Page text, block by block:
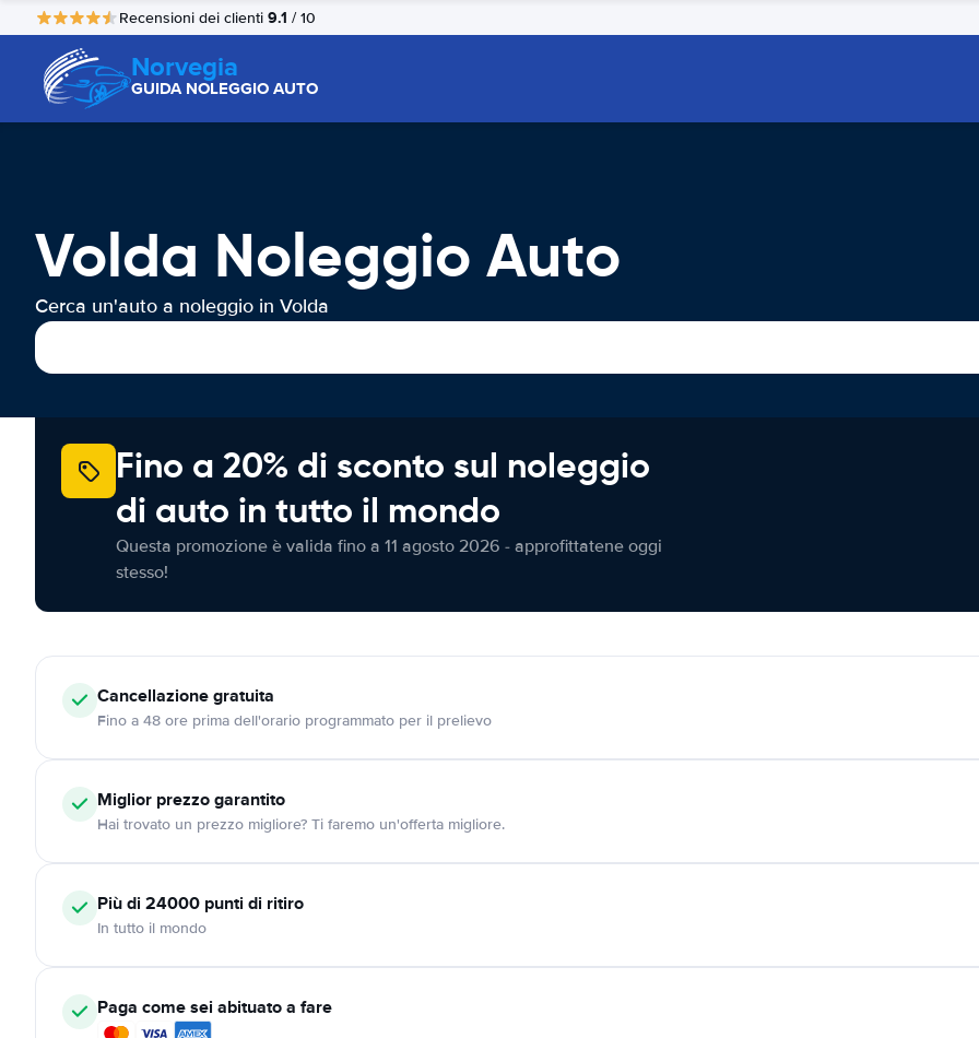
Recensioni dei clienti 9.1 / 10
Norvegia
GUIDA NOLEGGIO AUTO
Volda Noleggio Auto
Cerca un'auto a noleggio in Volda
Fino a 20% di sconto sul noleggio
di auto in tutto il mondo
Questa promozione è valida fino a 11 agosto 2026 - approfittatene oggi
stesso!
Cancellazionegratuita
Fino a 48 ore prima dell'orario programmato per il prelievo
Miglior prezzo garantito
Hai trovato un prezzo migliore? Ti faremo un'offerta migliore.
Più di 24000 punti di ritiro
In tutto il mondo
Paga come sei abituato a fare